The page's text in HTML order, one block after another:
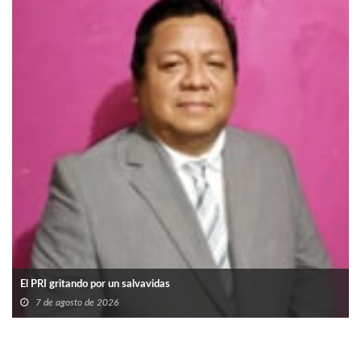
El PRI gritando por un salvavidas
7 de agosto de 2026